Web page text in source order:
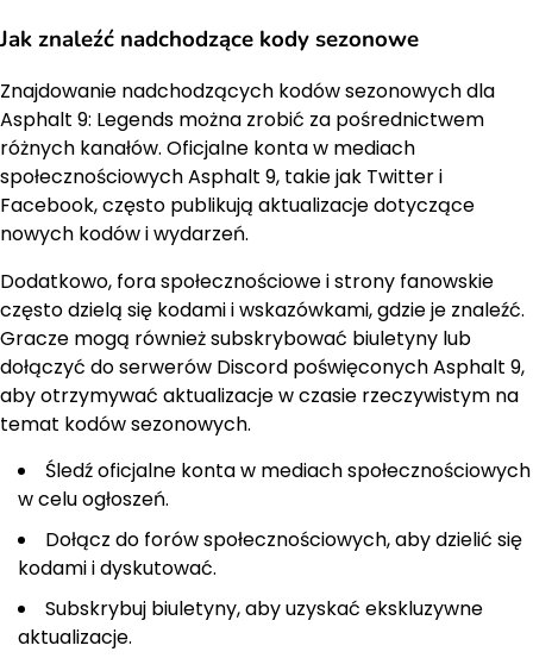
Jak znaleźć nadchodzące kody sezonowe
Znajdowanie nadchodzących kodów sezonowych dla
Asphalt 9: Legends można zrobić za pośrednictwem
różnych kanałów. Oficjalne konta w mediach
społecznościowych Asphalt 9, takie jak Twitter i
Facebook, często publikują aktualizacje dotyczące
nowych kodów i wydarzeń.
Dodatkowo, fora społecznościowe i strony fanowskie
często dzielą się kodami i wskazówkami, gdzie je znaleźć.
Gracze mogą również subskrybować biuletyny lub
dołączyć do serwerów Discord poświęconych Asphalt 9,
aby otrzymywać aktualizacje w czasie rzeczywistym na
temat kodów sezonowych.
Śledź oficjalne konta w mediach społecznościowych
w celu ogłoszeń.
Dołącz do forów społecznościowych, aby dzielić się
kodami i dyskutować.
Subskrybuj biuletyny, aby uzyskać ekskluzywne
aktualizacje.